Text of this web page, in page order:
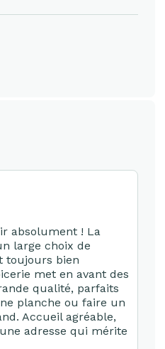
Profile
absolument ! La
large choix de
toujours bien
met en avant des
qualité, parfaits
planche ou faire un
Accueil agréable,
adresse qui mérite